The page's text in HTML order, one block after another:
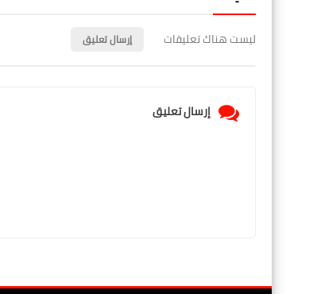
ليست هناك تعليقات إرسال تعليق
إرسال تعليق